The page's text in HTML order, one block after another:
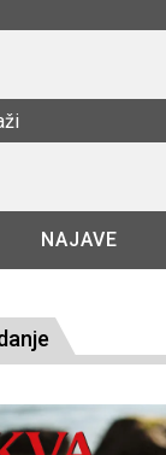
NAJAVE